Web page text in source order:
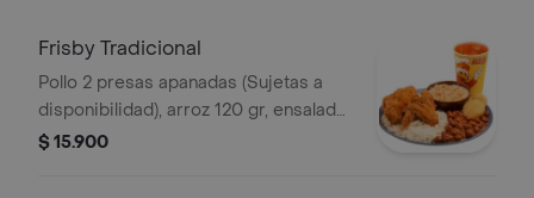
Frisby Tradicional
Pollo 2 presas apanadas (Sujetas a
disponibilidad), arroz 120 gr, ensalada
de repollo 145 gr, fríjol 190 gr, 2
$ 15.900